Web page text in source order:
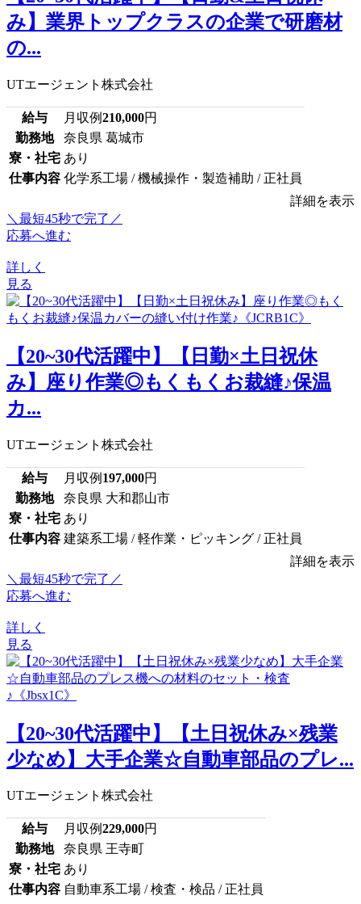
み】業界トップクラスの企業で研磨材
の...
UTエージェント株式会社
給与 月収例210,000円
勤務地
奈良県 葛城市
寮・社宅 あり
仕事内容 化学系工場 / 機械操作・製造補助 / 正社員
詳細を表示
＼最短45秒で完了／
応募へ進む
詳しく
見る
【20~30代活躍中】【日勤×土日祝休
み】座り作業◎もくもくお裁縫♪保温
カ...
UTエージェント株式会社
給与 月収例 197,000円
勤務地
奈良県 大和郡山市
寮・社宅 あり
仕事内容 建築系工場 / 軽作業・ピッキング / 正社員
詳細を表示
＼最短45秒で完了／
応募へ進む
詳しく
見る
【20~30代活躍中】【土日祝休み×残業
少なめ】大手企業☆自動車部品のプレ...
UTエージェント株式会社
給与 月収例229,000円
勤務地
奈良県 王寺町
寮・社宅 あり
仕事内容 自動車系工場 / 検査・検品 / 正社員